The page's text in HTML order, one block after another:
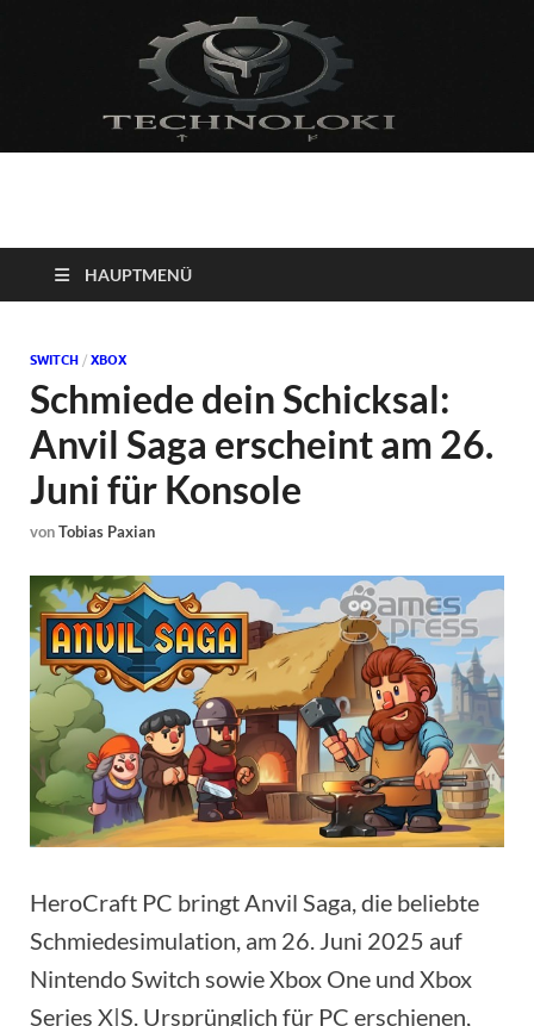
Technoloki: Gaming
und Entertainment
News
Blockbuster, Indie-Perlen und Retro-Klassiker.
HAUPTMENÜ
SWITCH / XBOX
Schmiede dein Schicksal:
Anvil Saga erscheint am 26.
Juni für Konsole
vonTobias Paxian
HeroCraft PC bringt Anvil Saga, die beliebte
Schmiedesimulation, am 26. Juni 2025 auf
Nintendo Switch sowie Xbox One und Xbox
Series X|S. Ursprünglich für PC erschienen,